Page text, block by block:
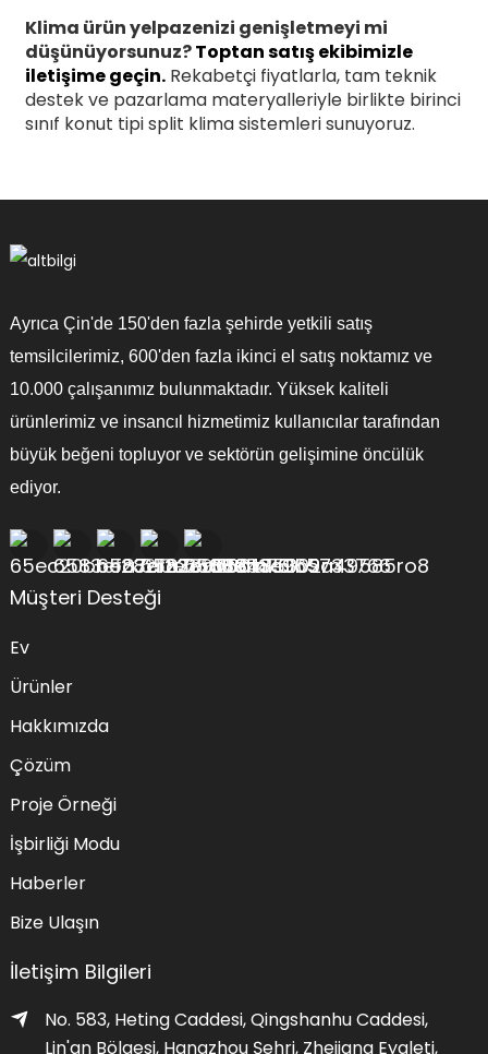
Klima ürün yelpazenizi genişletmeyi mi
düşünüyorsunuz?Toptan satış ekibimizle
iletişime geçin.Rekabetçi fiyatlarla, tam teknik
destek ve pazarlama materyalleriyle birlikte birinci
sınıf konut tipi split klima sistemleri sunuyoruz.
Ayrıca Çin'de 150'den fazla şehirde yetkili satış
temsilcilerimiz, 600'den fazla ikinci el satış noktamız ve
10.000 çalışanımız bulunmaktadır. Yüksek kaliteli
ürünlerimiz ve insancıl hizmetimiz kullanıcılar tarafından
büyük beğeni topluyor ve sektörün gelişimine öncülük
ediyor.
Müşteri Desteği
Ev
Ürünler
Hakkımızda
Çözüm
Proje Örneği
İşbirliği Modu
Haberler
Bize Ulaşın
İletişim Bilgileri
No. 583, Heting Caddesi, Qingshanhu Caddesi,
Lin'an Bölgesi, Hangzhou Şehri, Zhejiang Eyaleti,